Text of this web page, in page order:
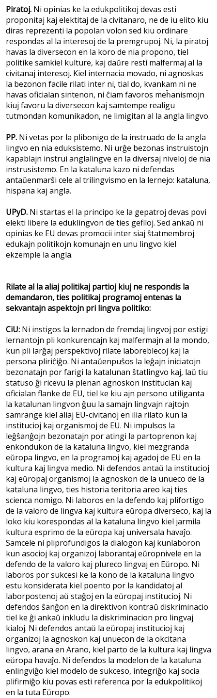
Piratoj. Ni opinias ke la edukpolitikoj devas esti
proponitaj kaj elektitaj de la civitanaro, ne de iu elito kiu
diras reprezenti la popolan volon sed kiu ordinare
respondas al la interesoj de la premgrupoj. Ni, la piratoj
havas la diversecon en la koro de nia propono, tiel
politike samkiel kulture, kaj daŭre resti malfermaj al la
civitanaj interesoj. Kiel internacia movado, ni agnoskas
la bezonon facile rilati inter ni, tial do, kvankam ni ne
havas oficialan sintenon, ni ĉiam favoros meĥanismojn
kiuj favoru la diversecon kaj samtempe realigu
tutmondan komunikadon, ne limigitan al la angla lingvo.
PP. Ni vetas por la plibonigo de la instruado de la angla
lingvo en nia eduksistemo. Ni urĝe bezonas instruistojn
kapablajn instrui anglalingve en la diversaj niveloj de nia
instrusistemo. En la kataluna kazo ni defendas
antaŭenmarŝi cele al trilingvismo en la lernejo: kataluna,
hispana kaj angla.
UPyD. Ni startas el la principo ke la gepatroj devas povi
elekti libere la eduklingvon de ties gefiloj. Sed ankaŭ ni
opinias ke EU devas promocii inter siaj ŝtatmembroj
edukajn politikojn komunajn en unu lingvo kiel
ekzemple la angla.
Rilate al la aliaj politikaj partioj kiuj ne respondis la
demandaron, ties politikaj programoj entenas la
sekvantajn aspektojn pri lingva politiko:
CiU: Ni instigos la lernadon de fremdaj lingvoj por estigi
lernantojn pli konkurencajn kaj malfermajn al la mondo,
kun pli larĝaj perspektivoj rilate laboreblecoj kaj la
persona pliriĉiĝo. Ni antaŭenpuŝos la leĝajn iniciatojn
bezonatajn por farigi la katalunan ŝtatlingvo kaj, laŭ tiu
statuso ĝi ricevu la plenan agnoskon institucian kaj
oficialan flanke de EU, tiel ke kiu ajn persono utiliganta
la katalunan lingvon ĝuu la samajn lingvajn rajtojn
samrange kiel aliaj EU-civitanoj en ilia rilato kun la
institucioj kaj organismoj de EU. Ni impulsos la
leĝŝanĝojn bezonatajn por atingi la partoprenon kaj
enkondukon de la kataluna lingvo, kiel mezgranda
eŭropa lingvo, en la programoj kaj agadoj de EU en la
kultura kaj lingva medio. Ni defendos antaŭ la institucioj
kaj eŭropaj organismoj la agnoskon de la unueco de la
kataluna lingvo, ties historia teritoria areo kaj ties
scienca nomigo. Ni laboros en la defendo kaj plifortigo
de la valoro de lingva kaj kultura eŭropa diverseco, kaj la
loko kiu korespondas al la kataluna lingvo kiel jarmila
kultura esprimo de la eŭropa kaj universala havaĵo.
Samcele ni pliprofundigos la dialogon kaj kunlaboron
kun asocioj kaj organizoj laborantaj eŭropnivele en la
defendo de la valoro kaj plureco lingvaj en Eŭropo. Ni
laboros por sukcesi ke la kono de la kataluna lingvo
estu konsiderata kiel poento por la kandidatoj al
laborpostenoj aŭ staĝoj en la eŭropaj institucioj. Ni
defendos ŝanĝon en la direktivon kontraŭ diskriminacio
tiel ke ĝi ankaŭ inkludu la diskriminacion pro lingvaj
kialoj. Ni defendos antaŭ la eŭropaj institucioj kaj
organizoj la agnoskon kaj unuecon de la okcitana
lingvo, arana en Arano, kiel parto de la kultura kaj lingva
eŭropa havaĵo. Ni defendos la modelon de la kataluna
enlingviĝo kiel modelo de sukceso, integriĝo kaj socia
plifirmiĝo kiu povas esti referenca por la edukpolitikoj
en la tuta Eŭropo.